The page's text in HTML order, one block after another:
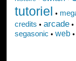
tutoriel •
credits • arcade•
segasonic • web•